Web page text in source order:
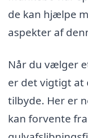
de kan hjælpe
aspekter af
Når du vælger
er det vigtigt at
tilbyde. Her er
kan forvente